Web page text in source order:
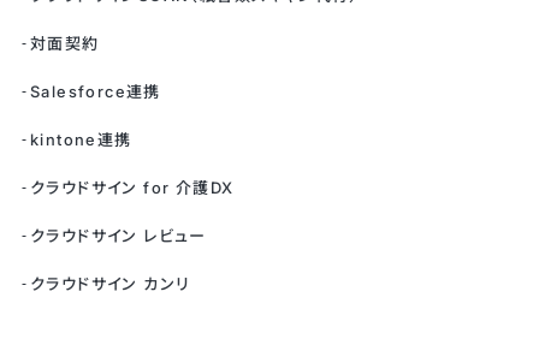
対面契約
Salesforce連携
kintone連携
クラウドサイン for 介護DX
クラウドサイン レビュー
クラウドサイン カンリ